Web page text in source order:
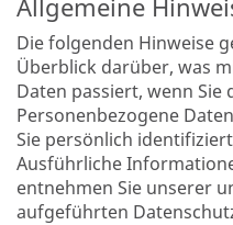
Die folgenden Hinweise
Überblick darüber, was
Daten passiert, wenn Sie
Personenbezogene
Sie persönlich
Ausführliche
entnehmen Sie unserer
aufgeführten